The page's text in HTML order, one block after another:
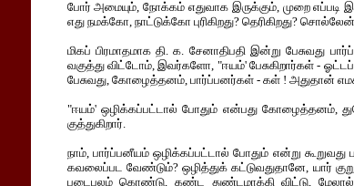
போர் அமையும், நோக்கம் எதுவாக இருக்கும், முறை எப்படி
எது நமக்கோ, நாட்டுக்கோ புரிகிறது? தெரிகிறது?
மிகப் பிரமாதமாக தி. க. சேனாதிபதி இன்று பேசுவது
வகுத்து விட்டோம், இவர்களோ, "ஈயம்' பேசுகிறார்கள் -
பேசுவது, கோழைத்தனம், பார்ப்பனர்கள் - கள் ! அதுதான்
"ஈயம்' ஒழிக்கப்பட்டால் போதும் என்பது கோழைத்தனம்,
குத்துகிறார்.
நாம், பார்ப்பனீயம் ஒழிக்கப்பட்டால் போதும் என்று
கவலைப்பட வேண்டும்? ஒழித்துக் கட்டுவதுதானே, யார்
படைபலம் கொண்டு, கண்ட துண்டமாக்கி விட்டு,